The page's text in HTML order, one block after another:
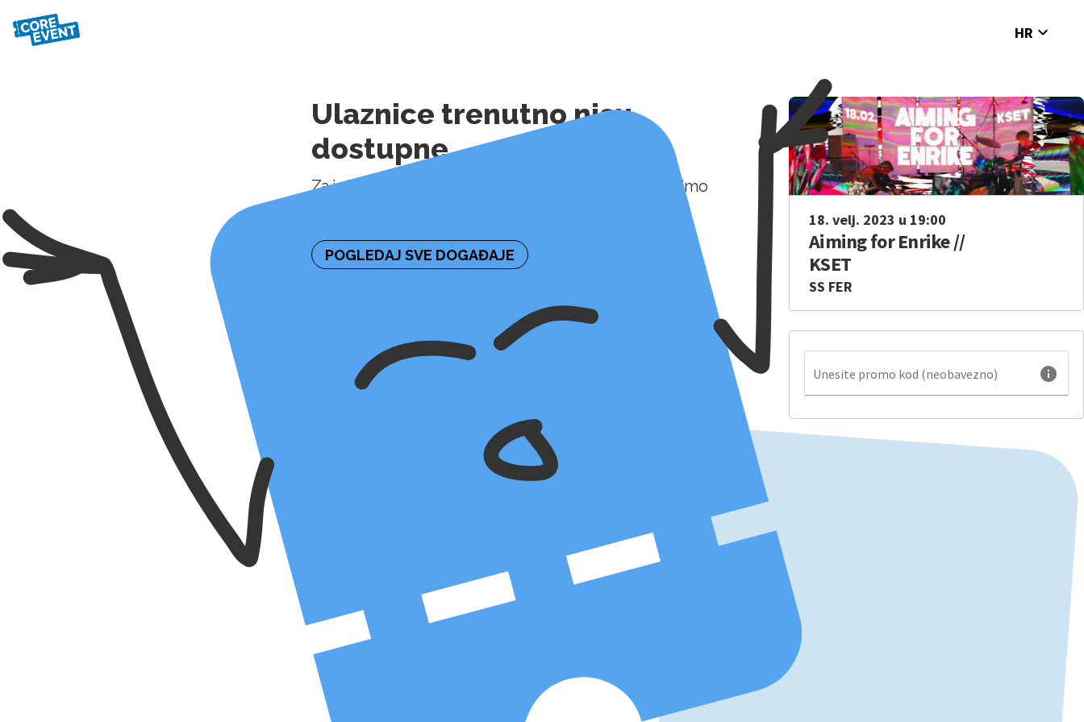
HR expand_more
18. velj. 2023 u 19:00
Aiming for Enrike //
KSET
SS FER
Unesite promo kod (neobavezno) info
Ulaznice trenutno nisu
dostupne
Za informaciju o naknadnoj dostupnosti ulaznica molimo
POGLEDAJ SVE DOGAĐAJE